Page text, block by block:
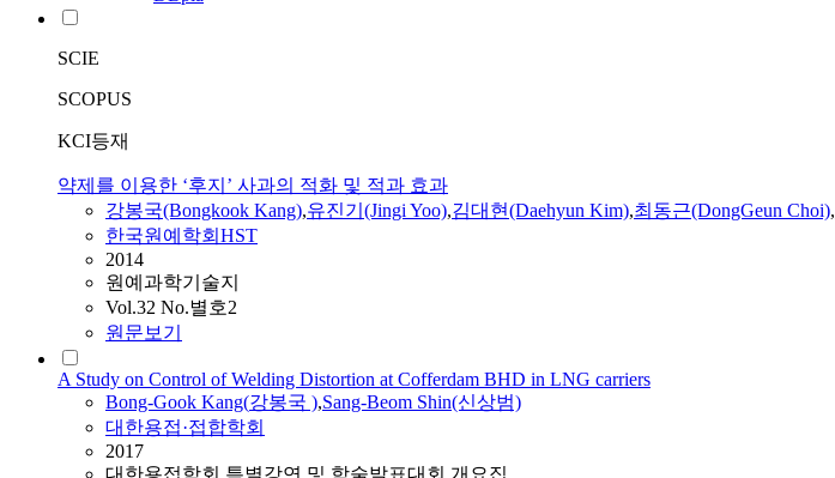
SCIE
SCOPUS
KCI등재
약제를 이용한 ‘후지’ 사과의 적화 및 적과 효과
강봉국(Bongkook Kang),유진기(Jingi Yoo),김대현(Daehyun Kim),최동근(DongGeun Choi),
한국원예학회HST
2014
원예과학기술지
Vol.32 No.별호2
원문보기
A Study on Control of Welding Distortion at Cofferdam BHD in LNG carriers
Bong-Gook Kang(강봉국 ),Sang-Beom Shin(신상범)
대한용접·접합학회
2017